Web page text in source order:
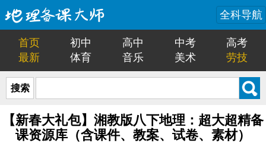
全科导航
首页 初中 高中 中考
高考
最新
体育 音乐 美术 劳技
搜索
【新春大礼包】湘教版八下地理：超大超精备
课资源库（含课件、教案、试卷、素材）